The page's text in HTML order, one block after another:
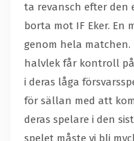
ta revansch efter den
borta mot IF Eker. En
genom hela
halvlek får kontroll
i deras låga
för sällan med att
deras spelare i den
spelet måste vi bli